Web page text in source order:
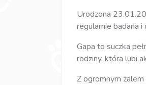
Urodzona
regularnie badana i
Gapa to suczka
rodziny, która lubi
Z ogromnym